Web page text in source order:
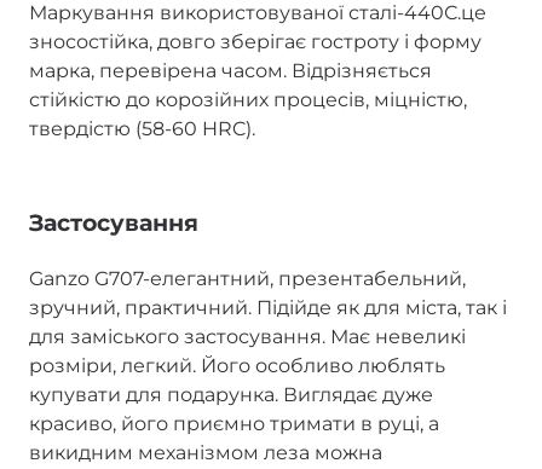
Маркування використовуваної сталі-440С.це
зносостійка, довго зберігає гостроту і форму
марка, перевірена часом. Відрізняється
стійкістю до корозійних процесів, міцністю,
твердістю (58-60 HRC).
Застосування
Ganzo G707-елегантний, презентабельний,
зручний, практичний. Підійде як для міста, так і
для заміського застосування. Має невеликі
розміри, легкий. Його особливо люблять
купувати для подарунка. Виглядає дуже
красиво, його приємно тримати в руці, а
викидним механізмом леза можна